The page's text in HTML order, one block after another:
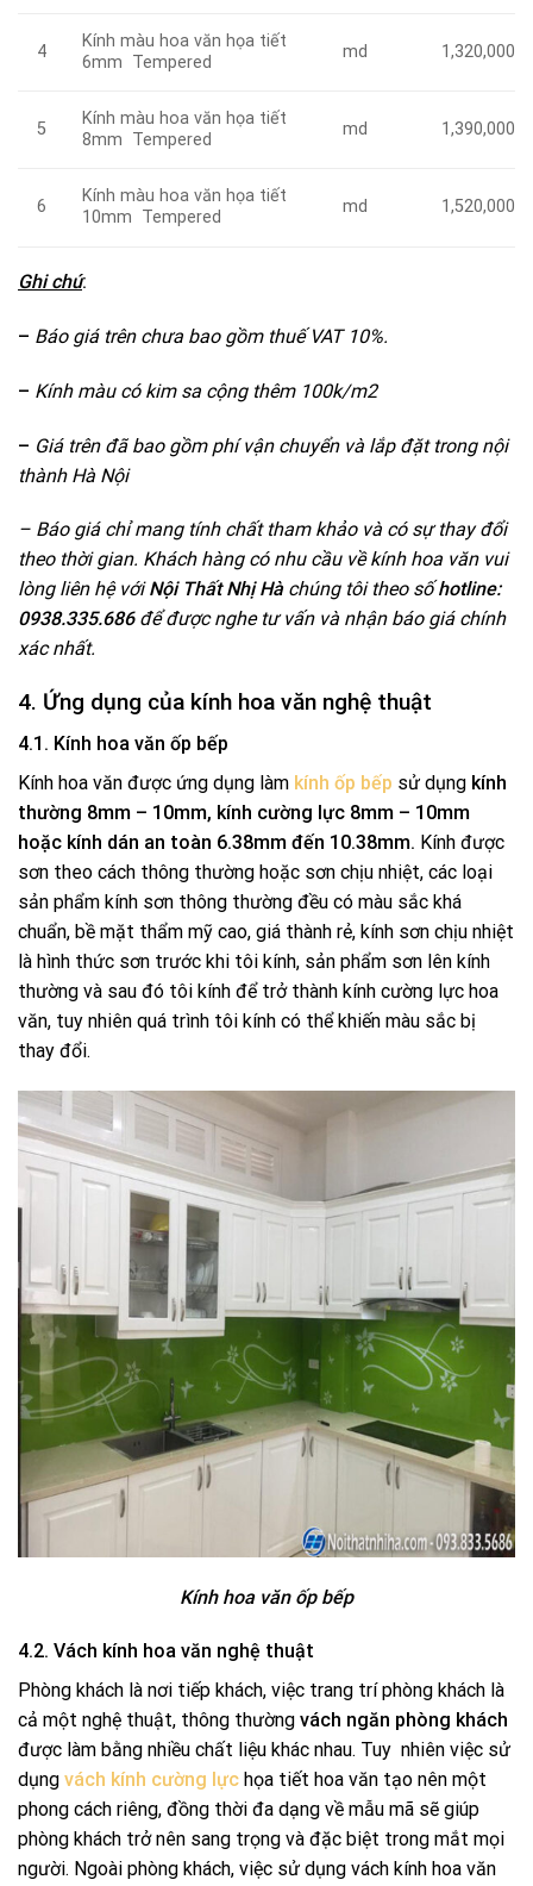
4
Kính màu hoa văn họa tiết
6mm Tempered
md 1,320,000
5
Kính màu hoa văn họa tiết
8mm Tempered
md 1,390,000
6
Kính màu hoa văn họa tiết
10mm Tempered
md 1,520,000
Ghi chú:
– Báo giá trên chưa bao gồm thuế VAT 10%.
– Kính màu có kim sa cộng thêm 100k/m2
– Giá trên đã bao gồm phí vận chuyển và lắp đặt trong nội
thành Hà Nội
– Báo giá chỉ mang tính chất tham khảo và có sự thay đổi
theo thời gian. Khách hàng có nhu cầu về kính hoa văn vui
lòng liên hệ vớiNội Thất Nhị Hàchúng tôi theo sốhotline:
0938.335.686để được nghe tư vấn và nhận báo giá chính
xác nhất.
4. Ứng dụng của kính hoa văn nghệ thuật
4.1. Kính hoa văn ốp bếp
Kính hoa văn được ứng dụng làm kính ốp bếp sử dụng kính
thường 8mm – 10mm, kính cường lực 8mm – 10mm
hoặc kính dán an toàn 6.38mm đến 10.38mm. Kính được
sơn theo cách thông thường hoặc sơn chịu nhiệt, các loại
sản phẩm kính sơn thông thường đều có màu sắc khá
chuẩn, bề mặt thẩm mỹ cao, giá thành rẻ, kính sơn chịu nhiệt
là hình thức sơn trước khi tôi kính, sản phẩm sơn lên kính
thường và sau đó tôi kính để trở thành kính cường lực hoa
văn, tuy nhiên quá trình tôi kính có thể khiến màu sắc bị
thay đổi.
Kính hoa văn ốp bếp
4.2. Vách kính hoa văn nghệ thuật
Phòng khách là nơi tiếp khách, việc trang trí phòng khách là
cả một nghệ thuật, thông thường vách ngăn phòng khách
được làm bằng nhiều chất liệu khác nhau. Tuy nhiên việc sử
dụng vách kính cường lực họa tiết hoa văn tạo nên một
phong cách riêng, đồng thời đa dạng về mẫu mã sẽ giúp
phòng khách trở nên sang trọng và đặc biệt trong mắt mọi
người. Ngoài phòng khách, việc sử dụng vách kính hoa văn